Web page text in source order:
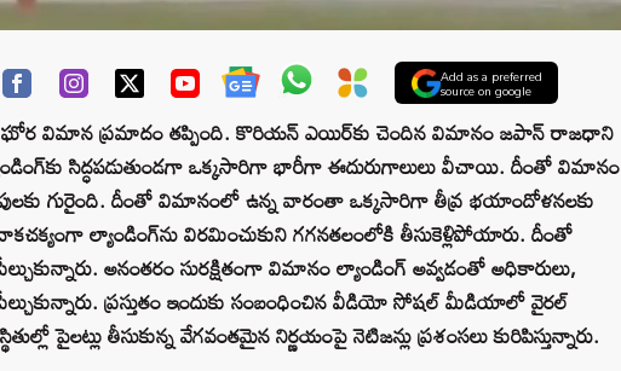
Add as a preferred
source on google
విమాన ప్రమాదం తప్పింది. కొరియన్ ఎయిర్‌కు చెందిన విమానం జపాన్ రాజధాని
సిద్ధపడుతుండగా ఒక్కసారిగా భారీగా ఈదురుగాలులు వీచాయి. దీంతో విమానం
గురైంది. దీంతో విమానంలో ఉన్న వారంతా ఒక్కసారిగా తీవ్ర భయాందోళనలకు
ల్యాండింగ్‌ను విరమించుకుని గగనతలంలోకి తీసుకెళ్లిపోయారు. దీంతో
అనంతరం సురక్షితంగా విమానం ల్యాండింగ్ అవ్వడంతో అధికారులు,
ప్రస్తుతం ఇందుకు సంబంధించిన వీడియో సోషల్ మీడియాలో వైరల్
పైలట్లు తీసుకున్న వేగవంతమైన నిర్ణయంపై నెటిజన్లు ప్రశంసలు కురిపిస్తున్నారు.